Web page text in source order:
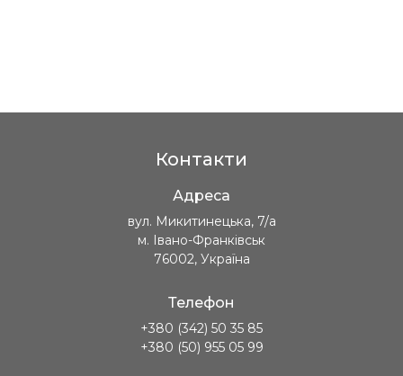
Контакти
Адреса
вул. Микитинецька, 7/а
м. Івано-Франківськ
76002, Україна
Телефон
+380 (342) 50 35 85
+380 (50) 955 05 99